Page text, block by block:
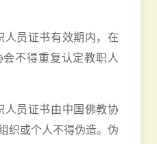
员证书有效期内，在
不得重复认定教职人
员证书由中国佛教协
织或个人不得伪造。伪